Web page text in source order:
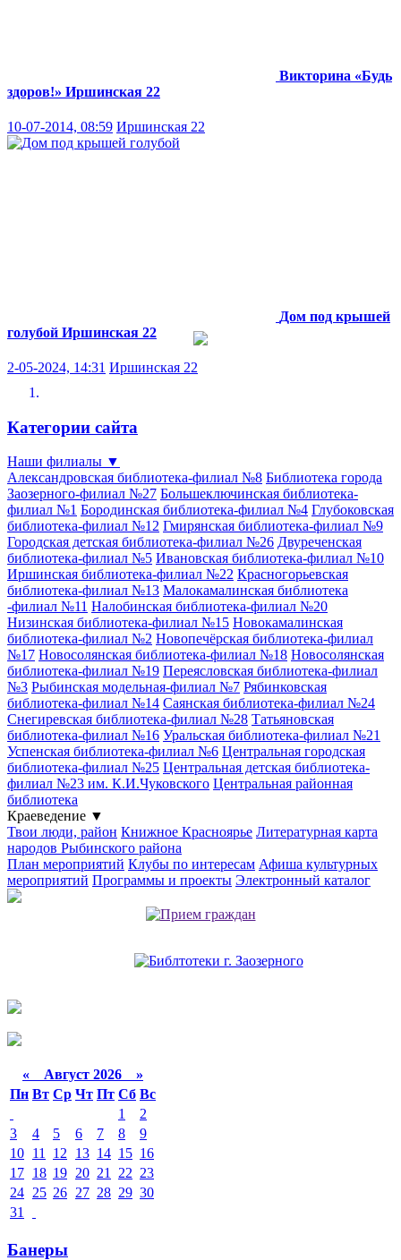
Викторина «Будь
здоров!» Иршинская 22
10-07-2014, 08:59 Иршинская 22
Дом под крышей
голубой Иршинская 22
2-05-2024, 14:31 Иршинская 22
Категории сайта
Наши филиалы ▼
Александровская библиотека-филиал №8 Библиотека города
Заозерного-филиал №27 Большеключинская библиотека-
филиал №1 Бородинская библиотека-филиал №4 Глубоковская
библиотека-филиал №12 Гмирянская библиотека-филиал №9
Городская детская библиотека-филиал №26 Двуреченская
библиотека-филиал №5 Ивановская библиотека-филиал №10
Иршинская библиотека-филиал №22 Красногорьевская
библиотека-филиал №13 Малокамалинская библиотека
-филиал №11 Налобинская библиотека-филиал №20
Низинская библиотека-филиал №15 Новокамалинская
библиотека-филиал №2 Новопечёрская библиотека-филиал
№17 Новосолянская библиотека-филиал №18 Новосолянская
библиотека-филиал №19 Переясловская библиотека-филиал
№3 Рыбинская модельная-филиал №7 Рябинковская
библиотека-филиал №14 Саянская библиотека-филиал №24
Снегиревская библиотека-филиал №28 Татьяновская
библиотека-филиал №16 Уральская библиотека-филиал №21
Успенская библиотека-филиал №6 Центральная городская
библиотека-филиал №25 Центральная детская библиотека-
филиал №23 им. К.И.Чуковского Центральная районная
библиотека
Краеведение ▼
Твои люди, район Книжное Красноярье Литературная карта
народов Рыбинского района
План мероприятий Клубы по интересам Афиша культурных
мероприятий Программы и проекты Электронный каталог
« Август 2026 »
Пн Вт Ср Чт Пт Сб Вс
1
2
3
4 5 6 7 8
9
10 11 12 13 14 15 16
17 18 19 20 21 22 23
24 25 26 27 28 29 30
31
Банеры